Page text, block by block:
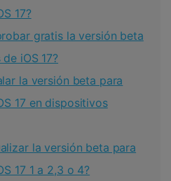
17?
gratis la versión beta
iOS 17?
la versión beta para
17 en dispositivos
la versión beta para
17 1 a 2,3 o 4?